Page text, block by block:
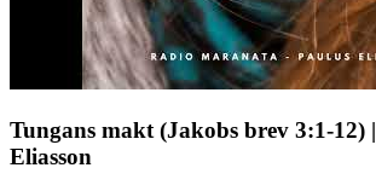
Tungans makt (Jakobs brev 3:1-12)
Eliasson